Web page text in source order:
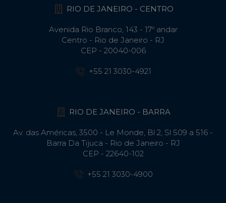
RIO DE JANEIRO - CENTRO
Avenida Rio Branco, 143 - 17º andar
Centro - Rio de Janeiro - RJ
CEP - 20040-006
+55 21 3030-4921
RIO DE JANEIRO - BARRA
Av. das Américas, 3500 - Le Monde, Bl 2, Sl 509 a 516 -
Barra Da Tijuca - Rio de Janeiro - RJ
CEP - 22640-102​
+55 21 3030-4900